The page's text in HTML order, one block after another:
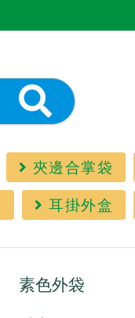
夾邊合掌袋
耳掛外盒
素色外袋